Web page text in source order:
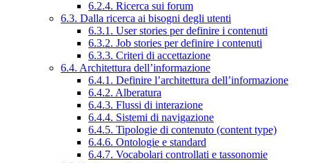
6.2.4. Ricerca sui forum
6.3. Dalla ricerca ai bisogni degli utenti
6.3.1. User stories per definire i contenuti
6.3.2. Job stories per definire i contenuti
6.3.3. Criteri di accettazione
6.4. Architettura dell’informazione
6.4.1. Definire l’architettura dell’informazione
6.4.2. Alberatura
6.4.3. Flussi di interazione
6.4.4. Sistemi di navigazione
6.4.5. Tipologie di contenuto (content type)
6.4.6. Ontologie e standard
6.4.7. Vocabolari controllati e tassonomie